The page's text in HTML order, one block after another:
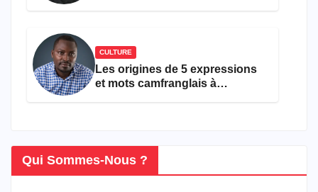
CULTURE
Les origines de 5 expressions
et mots camfranglais à
Qui Sommes-Nous ?